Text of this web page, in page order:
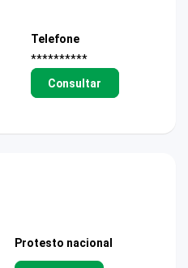
Telefone
**********
Consultar
Protesto nacional